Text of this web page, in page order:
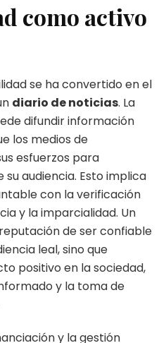
como activo
se ha convertido en el
diario de noticias. La
difundir información
los medios de
esfuerzos para
audiencia. Esto implica
con la verificación
y la imparcialidad. Un
de ser confiable
leal, sino que
positivo en la sociedad,
y la toma de
y la gestión